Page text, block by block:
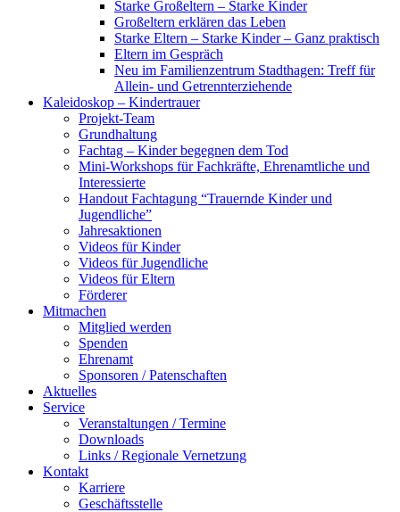
Starke Großeltern – Starke Kinder
Großeltern erklären das Leben
Starke Eltern – Starke Kinder – Ganz praktisch
Eltern im Gespräch
Neu im Familienzentrum Stadthagen: Treff für
Allein- und Getrennterziehende
Kaleidoskop – Kindertrauer
Projekt-Team
Grundhaltung
Fachtag – Kinder begegnen dem Tod
Mini-Workshops für Fachkräfte, Ehrenamtliche und
Interessierte
Handout Fachtagung “Trauernde Kinder und
Jugendliche”
Jahresaktionen
Videos für Kinder
Videos für Jugendliche
Videos für Eltern
Förderer
Mitmachen
Mitglied werden
Spenden
Ehrenamt
Sponsoren / Patenschaften
Aktuelles
Service
Veranstaltungen / Termine
Downloads
Links / Regionale Vernetzung
Kontakt
Karriere
Geschäftsstelle